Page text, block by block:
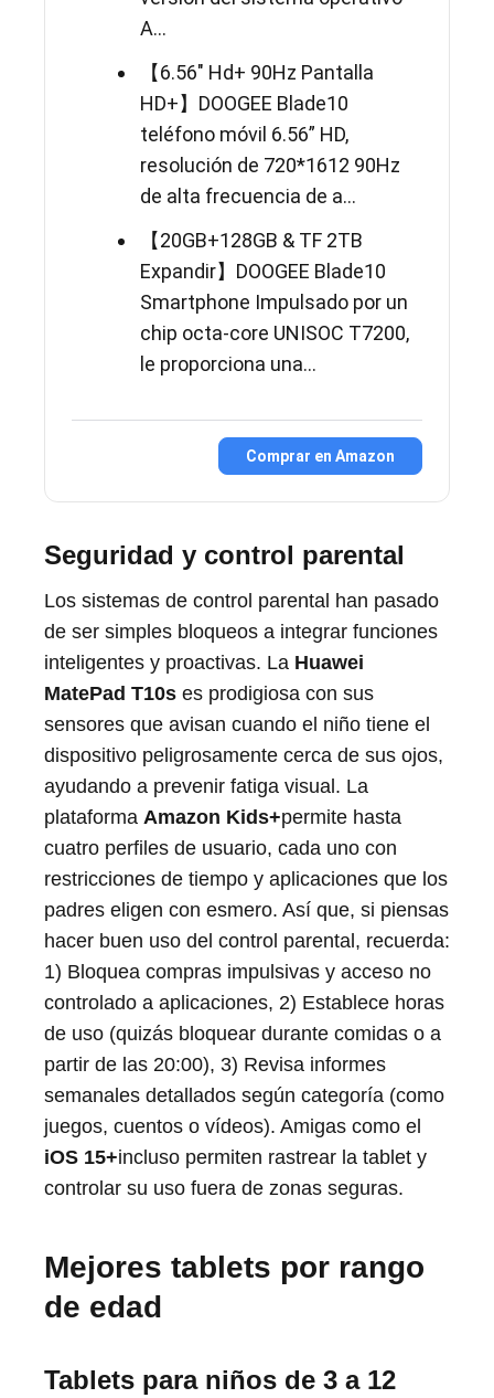
A...
【6.56" Hd+ 90Hz Pantalla
HD+】DOOGEE Blade10
teléfono móvil 6.56” HD,
resolución de 720*1612 90Hz
de alta frecuencia de a...
【20GB+128GB & TF 2TB
Expandir】DOOGEE Blade10
Smartphone Impulsado por un
chip octa-core UNISOC T7200,
le proporciona una...
Comprar en Amazon
Seguridad y control parental
Los sistemas de control parental han pasado
de ser simples bloqueos a integrar funciones
inteligentes y proactivas. La Huawei
MatePad T10s es prodigiosa con sus
sensores que avisan cuando el niño tiene el
dispositivo peligrosamente cerca de sus ojos,
ayudando a prevenir fatiga visual. La
plataforma Amazon Kids+permite hasta
cuatro perfiles de usuario, cada uno con
restricciones de tiempo y aplicaciones que los
padres eligen con esmero. Así que, si piensas
hacer buen uso del control parental, recuerda:
1) Bloquea compras impulsivas y acceso no
controlado a aplicaciones, 2) Establece horas
de uso (quizás bloquear durante comidas o a
partir de las 20:00), 3) Revisa informes
semanales detallados según categoría (como
juegos, cuentos o vídeos). Amigas como el
iOS 15+incluso permiten rastrear la tablet y
controlar su uso fuera de zonas seguras.
Mejores tablets por rango
de edad
Tablets para niños de 3 a 12